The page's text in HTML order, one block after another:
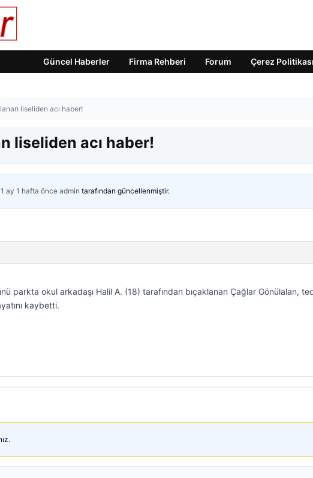
Güncel Haberler Firma Rehberi Forum Çerez Politikası
liseliden acı haber!
liseliden acı haber!
1 ay 1 hafta önce admin tarafından güncellenmiştir.
parkta okul arkadaşı Halil A. (18) tarafından bıçaklanan Çağlar Gönülalan,
kaybetti.